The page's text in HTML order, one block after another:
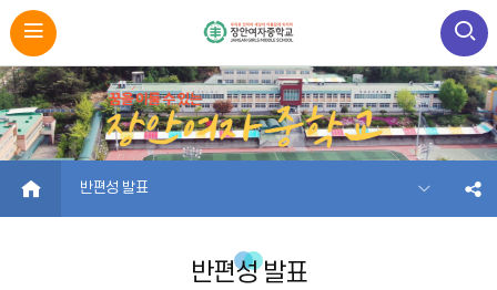
HOME 반편성 발표
반편성 발표